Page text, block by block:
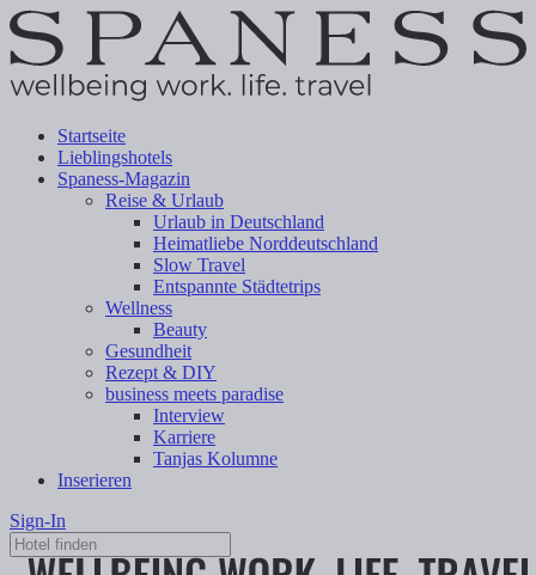
Startseite
Lieblingshotels
Spaness-Magazin
Reise & Urlaub
Urlaub in Deutschland
Heimatliebe Norddeutschland
Slow Travel
Entspannte Städtetrips
Wellness
Beauty
Gesundheit
Rezept & DIY
business meets paradise
Interview
Karriere
Tanjas Kolumne
Inserieren
Sign-In